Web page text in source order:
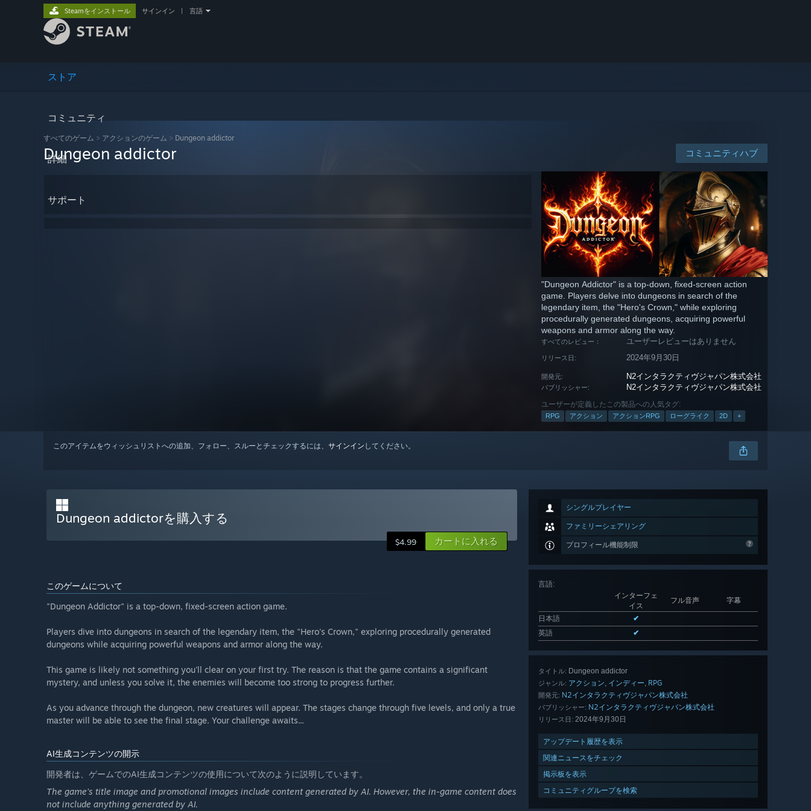
ストア
コミュニティ
詳細
サポート
Steamをインストール サインイン 言語
すべてのゲーム > アクションのゲーム > Dungeon addictor
コミュニティハブ
Dungeon addictor
"Dungeon Addictor" is a top-down, fixed-screen action
game. Players delve into dungeons in search of the
legendary item, the "Hero's Crown," while exploring
procedurally generated dungeons, acquiring powerful
weapons and armor along the way.
すべてのレビュー： ユーザーレビューはありません
リリース日: 2024年9月30日
開発元: N2インタラクティヴジャパン株式会社
パブリッシャー: N2インタラクティヴジャパン株式会社
ユーザーが定義したこの製品への人気タグ:
RPG アクション アクションRPG ローグライク 2D +
このアイテムをウィッシュリストへの追加、フォロー、スルーとチェックするには、 サインイン してください。
シングルプレイヤー
ファミリーシェアリング
プロフィール機能制限
言語:
インターフェ
イス
フル音声 字幕
日本語
✔
英語
✔
タイトル: Dungeon addictor
ジャンル: アクション, インディー, RPG
開発元: N2インタラクティヴジャパン株式会社
パブリッシャー: N2インタラクティヴジャパン株式会社
リリース日: 2024年9月30日
アップデート履歴を表示
関連ニュースをチェック
掲示板を表示
コミュニティグループを検索
Dungeon addictorを購入する
$4.99 カートに入れる
このゲームについて
"Dungeon Addictor" is a top-down, fixed-screen action game.
Players dive into dungeons in search of the legendary item, the "Hero's Crown," exploring procedurally generated
dungeons while acquiring powerful weapons and armor along the way.
This game is likely not something you'll clear on your first try. The reason is that the game contains a significant
mystery, and unless you solve it, the enemies will become too strong to progress further.
As you advance through the dungeon, new creatures will appear. The stages change through five levels, and only a true
master will be able to see the final stage. Your challenge awaits...
AI生成コンテンツの開示
開発者は、ゲームでのAI生成コンテンツの使用について次のように説明しています。
The game's title image and promotional images include content generated by AI. However, the in-game content does
not include anything generated by AI.